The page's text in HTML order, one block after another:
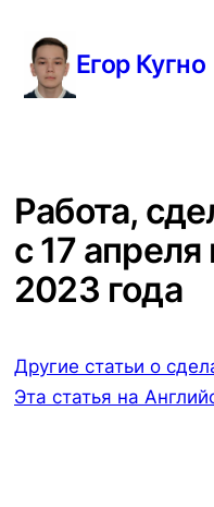
содержимому
Егор Кугно
Работа,
с 17
2023 года
Другие статьи о
Эта статья на